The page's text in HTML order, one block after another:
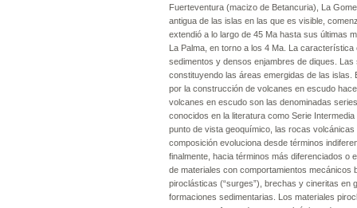
Fuerteventura (macizo de Betancuria), La
antigua de las islas en las que es visible,
extendió a lo largo de 45 Ma hasta sus últimas
La Palma, en torno a los 4 Ma. La
sedimentos y densos enjambres de diques.
constituyendo las áreas emergidas de las
por la construcción de volcanes en escudo
volcanes en escudo son las denominadas
conocidos en la literatura como Serie
punto de vista geoquímico, las rocas
composición evoluciona desde términos
finalmente, hacia términos más diferenciados o
de materiales con comportamientos mecánicos
piroclásticas (“surges”), brechas y cineritas
formaciones sedimentarias. Los materiales